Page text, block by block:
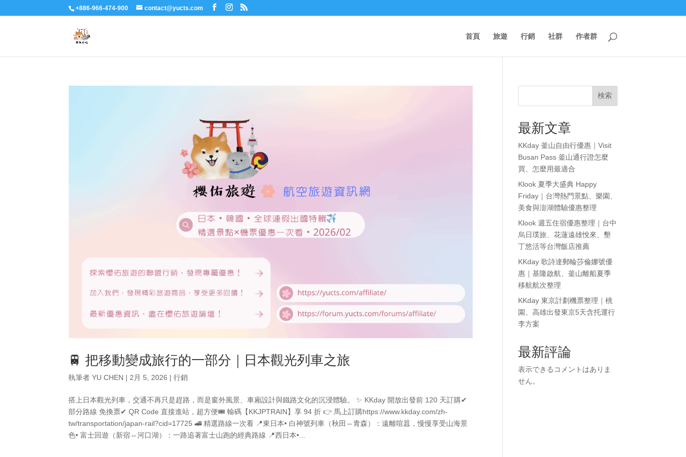
+886-966-474-900 contact@yucts.com
首頁 旅遊 行銷 社群 作者群
🚆 把移動變成旅行的一部分｜日本觀光列車之旅
執筆者YU CHEN | 2月 5, 2026 |行銷
搭上日本觀光列車，交通不再只是趕路，而是窗外風景、車廂設計與鐵路文化的沉浸體驗。 ✨ KKday 開放出發前 120 天訂購✔
部分路線 免換票✔ QR Code 直接進站，超方便🎟 輸碼【KKJPTRAIN】享 94 折 👉 馬上訂購https://www.kkday.com/zh-
tw/transportation/japan-rail?cid=17725 🚄 精選路線一次看 📍東日本• 白神號列車（秋田⇔青森）：遠離喧囂，慢慢享受山海景
色• 富士回遊（新宿⇔河口湖）：一路追著富士山跑的經典路線 📍西日本•...
検索
最新文章
KKday 釜山自由行優惠｜Visit
Busan Pass 釜山通行證怎麼
買、怎麼用最適合
Klook 夏季大盛典 Happy
Friday｜台灣熱門景點、樂園、
美食與澎湖體驗優惠整理
Klook 週五住宿優惠整理｜台中
烏日璞旅、花蓮遠雄悅來、墾
丁悠活等台灣飯店推薦
KKday 歌詩達郵輪莎倫娜號優
惠｜基隆啟航、釜山離船夏季
移航航次整理
KKday 東京計劃機票整理｜桃
園、高雄出發東京5天含托運行
李方案
最新評論
表示できるコメントはありま
せん。